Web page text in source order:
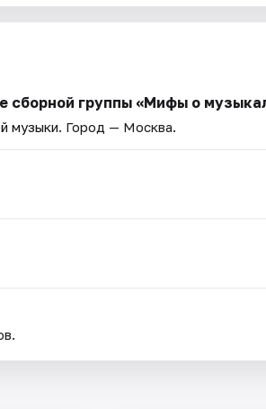
сборной группы «Мифы о
музыки. Город — Москва.